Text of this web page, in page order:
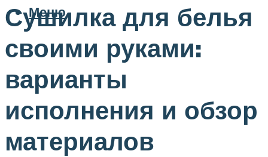
Меню
Сушилка для белья
своими руками:
варианты
исполнения и обзор
материалов